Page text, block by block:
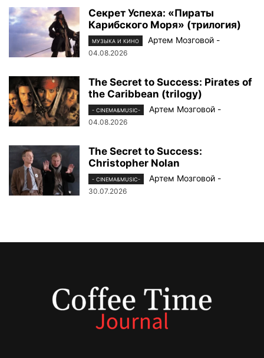
Секрет Успеха: «Пираты
Карибского Моря» (трилогия)
МУЗЫКА И КИНО Артем Мозговой -
04.08.2026
The Secret to Success: Pirates of
the Caribbean (trilogy)
- CINEMA&MUSIC- Артем Мозговой -
04.08.2026
The Secret to Success:
Christopher Nolan
- CINEMA&MUSIC- Артем Мозговой -
30.07.2026